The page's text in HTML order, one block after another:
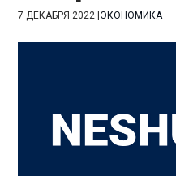
7 ДЕКАБРЯ 2022 |ЭКОНОМИКА